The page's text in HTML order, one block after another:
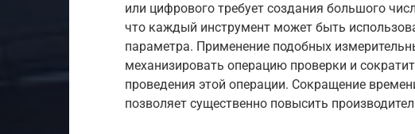
или цифрового требует создания большого
что каждый инструмент может быть
параметра. Применение подобных
механизировать операцию проверки и
проведения этой операции. Сокращение
позволяет существенно повысить